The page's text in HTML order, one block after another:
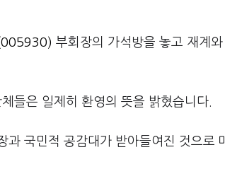
부회장의 가석방을 놓고 재계
들은 일제히 환영의 뜻을 밝혔습니다.
과 국민적 공감대가 받아들여진 것으로